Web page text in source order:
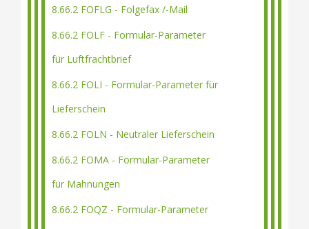
8.66.2 FOFLG - Folgefax /-Mail
8.66.2 FOLF - Formular-Parameter
für Luftfrachtbrief
8.66.2 FOLI - Formular-Parameter für
Lieferschein
8.66.2 FOLN - Neutraler Lieferschein
8.66.2 FOMA - Formular-Parameter
für Mahnungen
8.66.2 FOQZ - Formular-Parameter